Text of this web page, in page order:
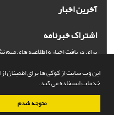
این وب سایت از کوکی ها برای اطمینان از
خدمات استفاده می کند.
متوجه شدم
آخرین اخبار
اشتراک خبرنامه
برای دریافت اخبار و اطلاعیه های